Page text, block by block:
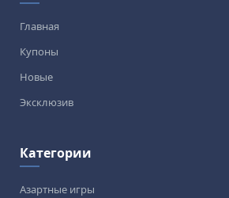
Главная
Купоны
Новые
Эксклюзив
Категории
Азартные игры